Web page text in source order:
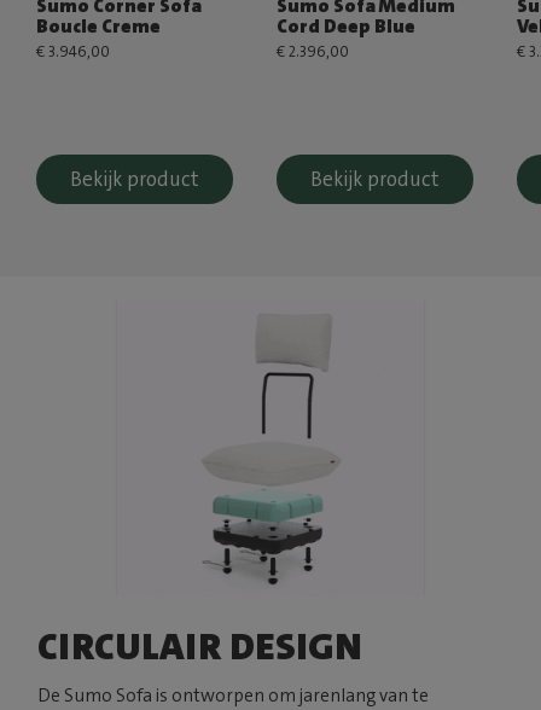
Sumo Corner Sofa
Boucle Creme
€ 3.946,00
Bekijk product
Sumo Sofa Medium
Cord Deep Blue
€ 2.396,00
Bekijk product
€
CIRCULAIR DESIGN
De Sumo Sofa is ontworpen om jarenlang van te